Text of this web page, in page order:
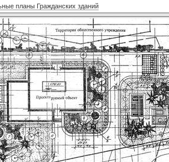
планы Гражданских зданий